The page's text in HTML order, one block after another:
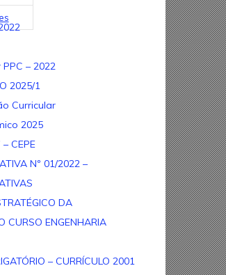
– 2022
2025/1
Curricular
2025
CEPE
Nº 01/2022 –
DA
CURSO ENGENHARIA
– CURRÍCULO 2001